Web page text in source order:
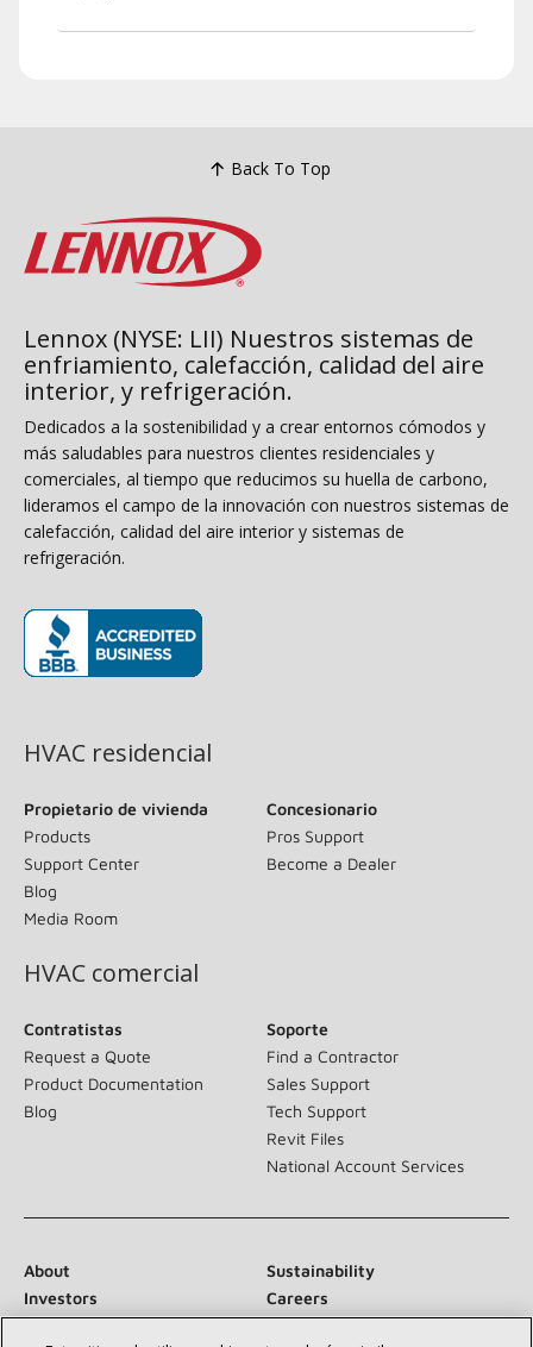
Back To Top
Lennox (NYSE: LII) Nuestros sistemas de
enfriamiento, calefacción, calidad del aire
interior, y refrigeración.
Dedicados a la sostenibilidad y a crear entornos cómodos y
más saludables para nuestros clientes residenciales y
comerciales, al tiempo que reducimos su huella de carbono,
lideramos el campo de la innovación con nuestros sistemas de
calefacción, calidad del aire interior y sistemas de
refrigeración.
HVAC residencial
Propietario de vivienda
Products
Support Center
Blog
Media Room
Concesionario
Pros Support
Become a Dealer
HVAC comercial
Contratistas
Request a Quote
Product Documentation
Blog
Soporte
Find a Contractor
Sales Support
Tech Support
Revit Files
National Account Services
About
Sustainability
Investors
Careers
Suppliers
Contact Us